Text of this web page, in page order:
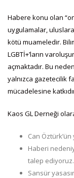
Habere konu olan
uygulamalar,
kötü muameledir.
LGBTİ+’ların
açmaktadır. Bu
yalnızca gazetecilik
mücadelesine
Kaos GL Derneği
Can Öztürk’ün
Haberi
talep ediyoruz.
Sansür